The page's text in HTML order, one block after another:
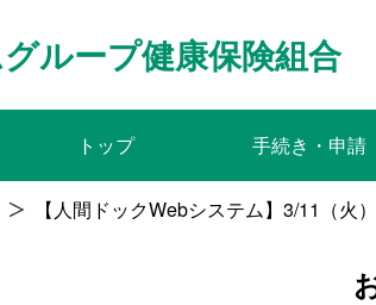
ループ健康保険組合
トップ 手続き・申請
【人間ドックWebシステム】3/11（火